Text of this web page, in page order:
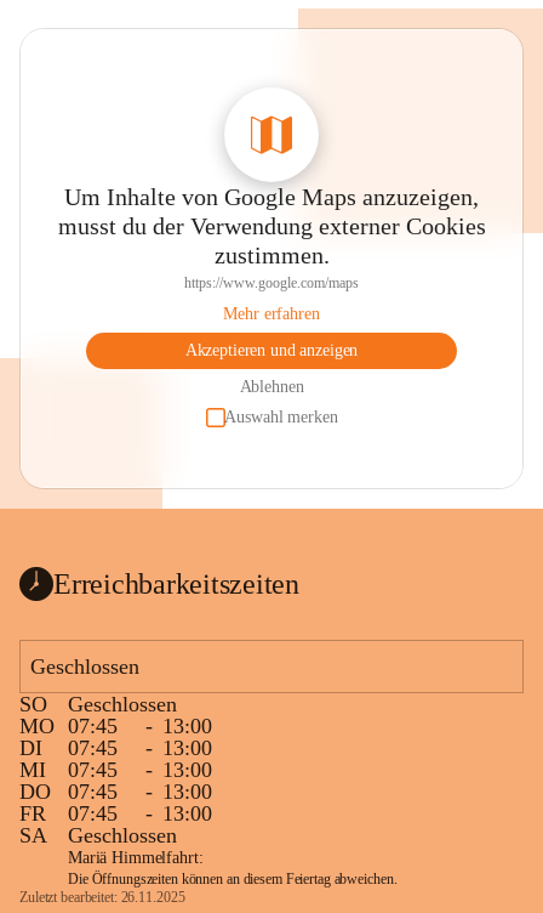
Um Inhalte von Google Maps anzuzeigen,
musst du der Verwendung externer Cookies
zustimmen.
https://www.google.com/maps
Mehr erfahren
Akzeptieren und anzeigen
Ablehnen
Auswahl merken
Erreichbarkeitszeiten
Geschlossen
SO
Geschlossen
MO 07:45 - 13:00
DI
07:45 - 13:00
MI
07:45 - 13:00
DO
07:45 - 13:00
FR
07:45 - 13:00
SA
Geschlossen
Mariä Himmelfahrt:
Die Öffnungszeiten können an diesem Feiertag abweichen.
Zuletzt bearbeitet: 26.11.2025